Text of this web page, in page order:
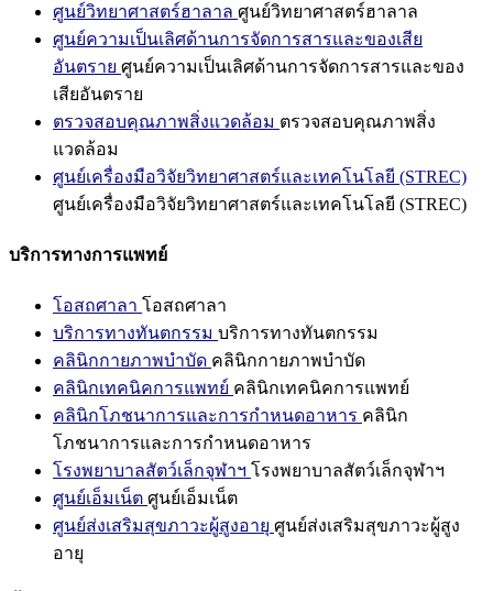
ศูนย์วิทยาศาสตร์ฮาลาล ศูนย์วิทยาศาสตร์ฮาลาล
ศูนย์ความเป็นเลิศด้านการจัดการสารและของเสีย
อันตราย ศูนย์ความเป็นเลิศด้านการจัดการสารและของ
เสียอันตราย
ตรวจสอบคุณภาพสิ่งแวดล้อม ตรวจสอบคุณภาพสิ่ง
แวดล้อม
ศูนย์เครื่องมือวิจัยวิทยาศาสตร์และเทคโนโลยี (STREC)
ศูนย์เครื่องมือวิจัยวิทยาศาสตร์และเทคโนโลยี (STREC)
บริการทางการแพทย์
โอสถศาลา โอสถศาลา
บริการทางทันตกรรม บริการทางทันตกรรม
คลินิกกายภาพบำบัด คลินิกกายภาพบำบัด
คลินิกเทคนิคการแพทย์ คลินิกเทคนิคการแพทย์
คลินิกโภชนาการและการกำหนดอาหาร คลินิก
โภชนาการและการกำหนดอาหาร
โรงพยาบาลสัตว์เล็กจุฬาฯ โรงพยาบาลสัตว์เล็กจุฬาฯ
ศูนย์เอ็มเน็ต ศูนย์เอ็มเน็ต
ศูนย์ส่งเสริมสุขภาวะผู้สูงอายุ ศูนย์ส่งเสริมสุขภาวะผู้สูง
อายุ